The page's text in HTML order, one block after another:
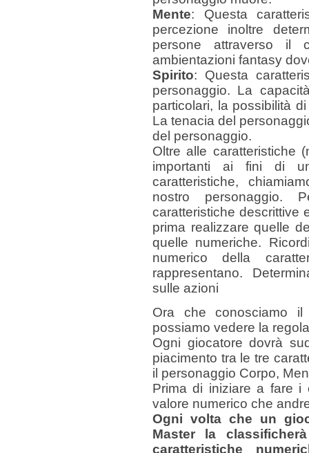
Mente: Questa
percezione inoltre
persone attraverso il
ambientazioni fantasy
Spirito: Questa
personaggio. La
particolari, la possibilità
La tenacia del
del personaggio.
Oltre alle caratteristiche
importanti ai fini di
caratteristiche,
nostro personaggio.
caratteristiche descrittive
prima realizzare quelle
quelle numeriche.
numerico della
rappresentano.
sulle azioni
Ora che conosciamo il
possiamo vedere la
Ogni giocatore dovrà
piacimento tra le tre
il personaggio Corpo,
Prima di iniziare a fare i
valore numerico che
Ogni volta che un
Master la
caratteristiche